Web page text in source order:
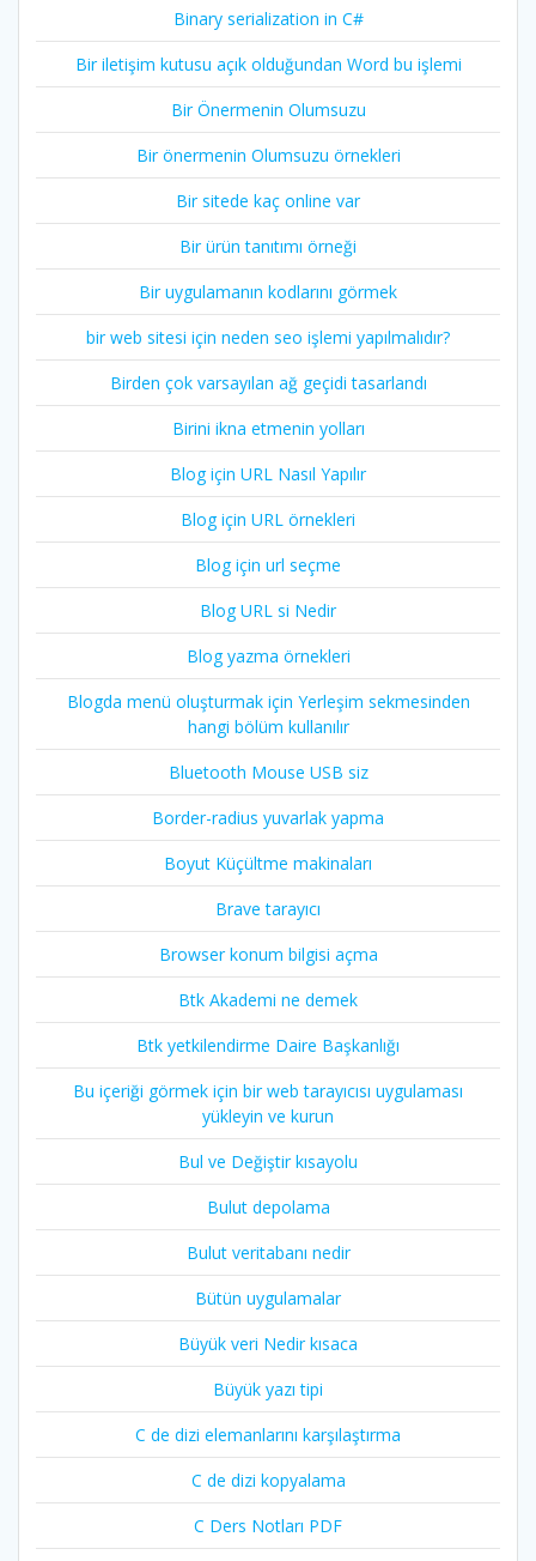
Binary serialization in C#
Bir iletişim kutusu açık olduğundan Word bu işlemi
Bir Önermenin Olumsuzu
Bir önermenin Olumsuzu örnekleri
Bir sitede kaç online var
Bir ürün tanıtımı örneği
Bir uygulamanın kodlarını görmek
bir web sitesi için neden seo işlemi yapılmalıdır?
Birden çok varsayılan ağ geçidi tasarlandı
Birini ikna etmenin yolları
Blog için URL Nasıl Yapılır
Blog için URL örnekleri
Blog için url seçme
Blog URL si Nedir
Blog yazma örnekleri
Blogda menü oluşturmak için Yerleşim sekmesinden
hangi bölüm kullanılır
Bluetooth Mouse USB siz
Border-radius yuvarlak yapma
Boyut Küçültme makinaları
Brave tarayıcı
Browser konum bilgisi açma
Btk Akademi ne demek
Btk yetkilendirme Daire Başkanlığı
Bu içeriği görmek için bir web tarayıcısı uygulaması
yükleyin ve kurun
Bul ve Değiştir kısayolu
Bulut depolama
Bulut veritabanı nedir
Bütün uygulamalar
Büyük veri Nedir kısaca
Büyük yazı tipi
C de dizi elemanlarını karşılaştırma
C de dizi kopyalama
C Ders Notları PDF